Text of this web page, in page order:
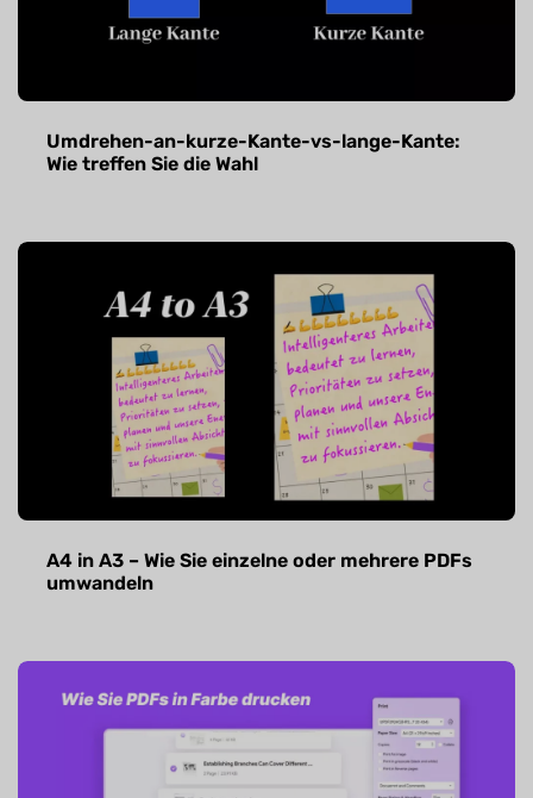
Umdrehen-an-kurze-Kante-vs-lange-Kante:
Wie treffen Sie die Wahl
A4 in A3 – Wie Sie einzelne oder mehrere PDFs
umwandeln